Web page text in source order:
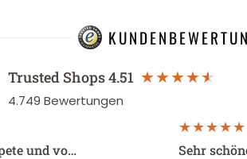
Trusted Shops4.51
4.749 Bewertungen
und vo… Sehr